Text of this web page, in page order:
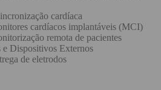
cardíaca
cardíacos implantáveis (MCI)
remota de pacientes
e Dispositivos Externos
de eletrodos